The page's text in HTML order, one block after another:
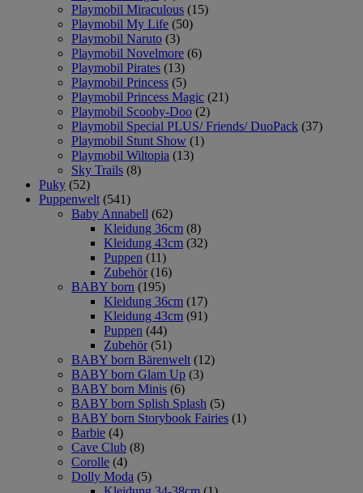
Playmobil Miraculous (15)
Playmobil My Life (50)
Playmobil Naruto (3)
Playmobil Novelmore (6)
Playmobil Pirates (13)
Playmobil Princess (5)
Playmobil Princess Magic (21)
Playmobil Scooby-Doo (2)
Playmobil Special PLUS/ Friends/ DuoPack (37)
Playmobil Stunt Show (1)
Playmobil Wiltopia (13)
Sky Trails (8)
Puky (52)
Puppenwelt (541)
Baby Annabell (62)
Kleidung 36cm (8)
Kleidung 43cm (32)
Puppen (11)
Zubehör (16)
BABY born (195)
Kleidung 36cm (17)
Kleidung 43cm (91)
Puppen (44)
Zubehör (51)
BABY born Bärenwelt (12)
BABY born Glam Up (3)
BABY born Minis (6)
BABY born Splish Splash (5)
BABY born Storybook Fairies (1)
Barbie (4)
Cave Club (8)
Corolle (4)
Dolly Moda (5)